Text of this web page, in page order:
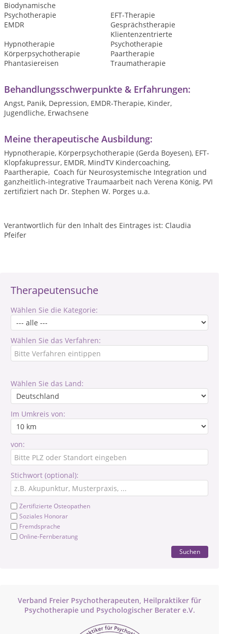
Therapeutensuche
Wählen Sie die Kategorie:
Wählen Sie das Verfahren:
Wählen Sie das Land:
Im Umkreis von:
von:
Stichwort (optional):
Zertifizierte Osteopathen
Soziales Honorar
Fremdsprache
Online-Fernberatung
Suchen
Verband Freier Psychotherapeuten, Heilpraktiker für
Psychotherapie und Psychologischer Berater e.V.
Biodynamische
Psychotherapie
EFT-Therapie
EMDR
Gesprächstherapie
Hypnotherapie
Klientenzentrierte
Psychotherapie
Körperpsychotherapie
Paartherapie
Phantasiereisen
Traumatherapie
Behandlungsschwerpunkte & Erfahrungen:
Angst, Panik, Depression, EMDR-Therapie, Kinder,
Jugendliche, Erwachsene
Meine therapeutische Ausbildung:
Hypnotherapie, Körperpsychotherapie (Gerda Boyesen), EFT-
Klopfakupressur, EMDR, MindTV Kindercoaching,
Paartherapie, Coach für Neurosystemische Integration und
ganzheitlich-integrative Traumaarbeit nach Verena König, PVI
zertifiziert nach Dr. Stephen W. Porges u.a.
Verantwortlich für den Inhalt des Eintrages ist: Claudia
Pfeifer